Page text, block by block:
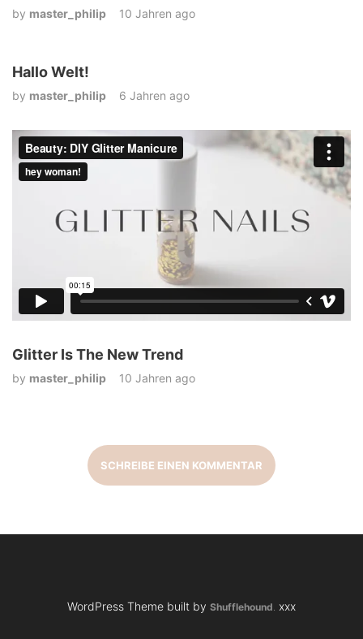
by master_philip 10 Jahren ago
Hallo Welt!
by master_philip 6 Jahren ago
Glitter Is The New Trend
by master_philip 10 Jahren ago
SCHREIBE EINEN KOMMENTAR
WordPress Theme built by Shufflehound. xxx